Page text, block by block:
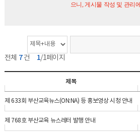
으니, 게시물 작성 및 관리
전체 7건 1/1페이지
게
시
물
개
검
색
옵
션
색
어
제목
제 633회 부산교육뉴스(ON:NA) 등 홍보영상 시청 안내
제 768호 부산교육 뉴스레터 발행 안내